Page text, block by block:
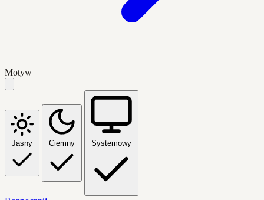
Motyw
Jasny Ciemny Systemowy